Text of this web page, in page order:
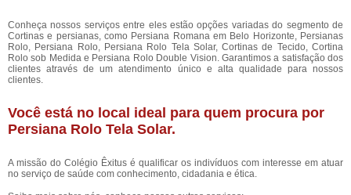
Conheça nossos serviços entre eles estão opções variadas do segmento de
Cortinas e persianas, como Persiana Romana em Belo Horizonte, Persianas
Rolo, Persiana Rolo, Persiana Rolo Tela Solar, Cortinas de Tecido, Cortina
Rolo sob Medida e Persiana Rolo Double Vision. Garantimos a satisfação dos
clientes através de um atendimento único e alta qualidade para nossos
clientes.
Você está no local ideal para quem procura por
Persiana Rolo Tela Solar.
A missão do Colégio Êxitus é qualificar os indivíduos com interesse em atuar
no serviço de saúde com conhecimento, cidadania e ética.